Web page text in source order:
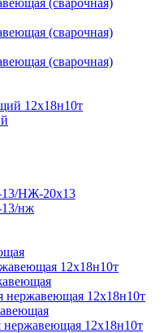
(сварочная)
(сварочная)
12х18н10т
НЖ-20х13
нж
12х18н10т
нержавеющая 12х18н10т
нержавеющая 12х18н10т